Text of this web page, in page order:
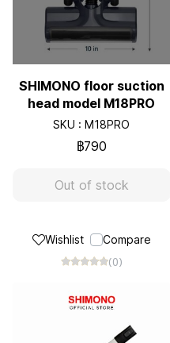
SHIMONO floor suction
head model M18PRO
SKU : M18PRO
฿790
Out of stock
Wishlist Compare
(0)